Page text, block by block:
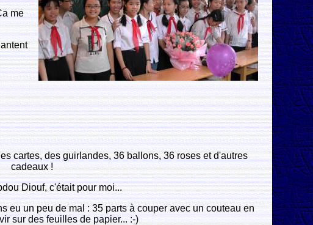
me
cartes, des guirlandes, 36 ballons, 36 roses et d'autres
cadeaux !
Diouf, c'était pour moi...
eu un peu de mal : 35 parts à couper avec un couteau en
sur des feuilles de papier... :-)